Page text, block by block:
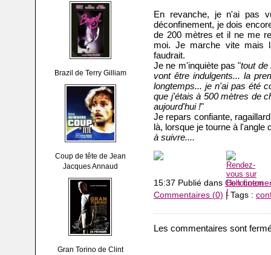
Brazil de Terry Gilliam
Coup de tête de Jean
Jacques Annaud
Gran Torino de Clint
En revanche, je n'ai pas
déconfinement, je dois
de 200 mètres et il ne me
moi. Je marche vite mais
faudrait.
Je ne m'inquiète pas "tout de
vont être indulgents... la
longtemps... je n'ai pas été
que j'étais à 500 mètres de
aujourd'hui !"
Je repars confiante,
là, lorsque je tourne à l'angle
à suivre....
15:37 Publié dans Con
Commentaires (0) | Tags :
Les commentaires sont